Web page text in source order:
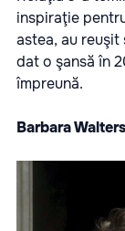
inspiraţie
astea, au
dat o şansă în
împreună.
Barbara